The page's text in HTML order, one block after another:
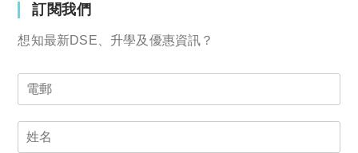
訂閱我們
想知最新DSE、升學及優惠資訊？